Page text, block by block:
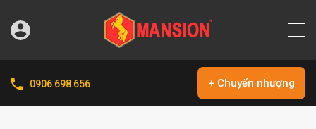
0906 698 656 + Chuyển nhượng